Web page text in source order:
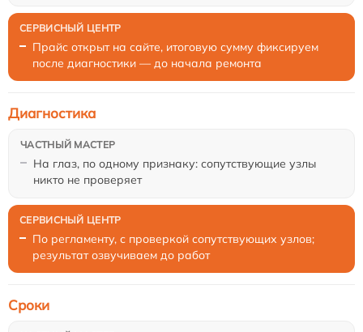
Прайс открыт на сайте, итоговую сумму фиксируем
после диагностики — до начала ремонта
На глаз, по одному признаку: сопутствующие узлы
никто не проверяет
Диагностика
По регламенту, с проверкой сопутствующих узлов;
результат озвучиваем до работ
Сроки